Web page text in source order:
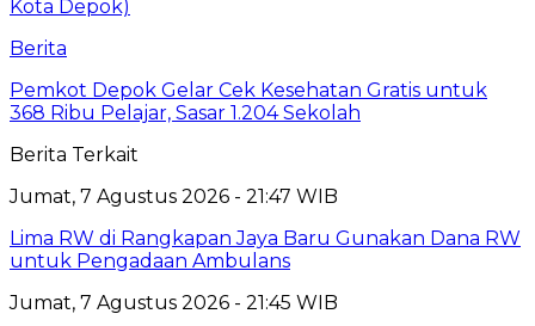
Berita
Pemkot Depok Gelar Cek Kesehatan Gratis untuk
368 Ribu Pelajar, Sasar 1.204 Sekolah
Berita Terkait
Jumat, 7 Agustus 2026 - 21:47 WIB
Lima RW di Rangkapan Jaya Baru Gunakan Dana RW
untuk Pengadaan Ambulans
Jumat, 7 Agustus 2026 - 21:45 WIB